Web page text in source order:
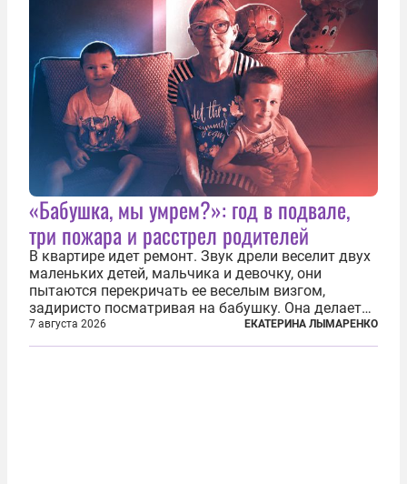
«Бабушка, мы умрем?»: год в подвале,
три пожара и расстрел родителей
В квартире идет ремонт. Звук дрели веселит двух
маленьких детей, мальчика и девочку, они
пытаются перекричать ее веселым визгом,
задиристо посматривая на бабушку. Она делает
им замечание, но внуки чувствуют, что она
сердится невсерьез. И это правда: дрель, конечно,
7 августа 2026 ЕКАТЕРИНА ЛЫМАРЕНКО